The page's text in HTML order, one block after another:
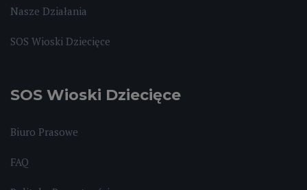
Nasze Działania
SOS Wioski Dziecięce
SOS Wioski Dziecięce
Biuro Prasowe
FAQ